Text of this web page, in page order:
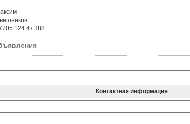
124 47 388
Контактная информация